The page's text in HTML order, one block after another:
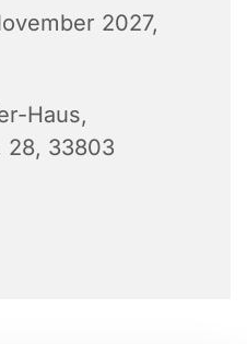
2027,
Haus,
28, 33803